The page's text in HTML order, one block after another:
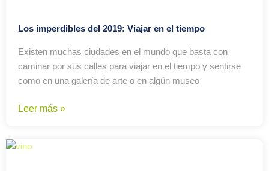
Los imperdibles del 2019: Viajar en el tiempo
Existen muchas ciudades en el mundo que basta con
caminar por sus calles para viajar en el tiempo y sentirse
como en una galería de arte o en algún museo
Leer más »